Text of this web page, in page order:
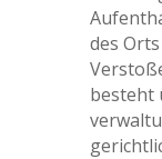
des
besteht